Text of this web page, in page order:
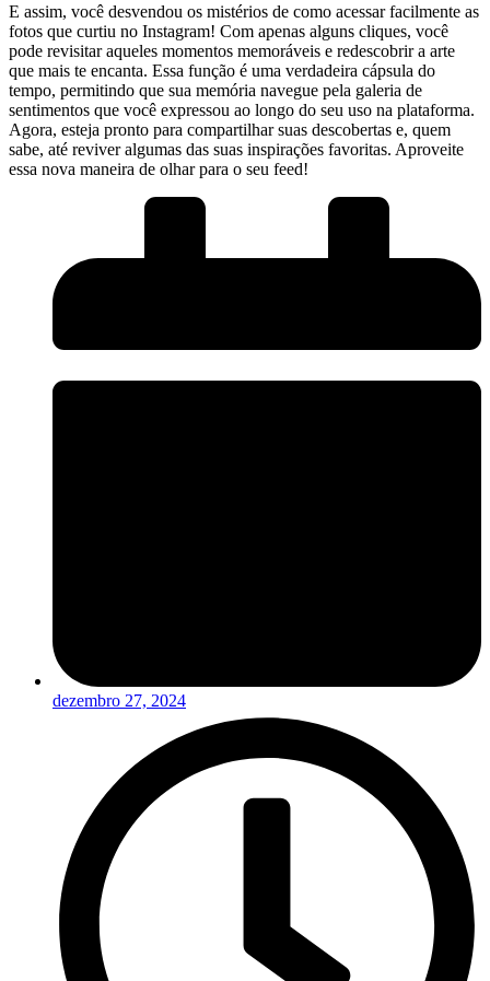
E assim, você desvendou os mistérios de como acessar facilmente as
fotos que curtiu​ no Instagram! ⁤Com apenas⁤ alguns cliques, você​
pode ‌revisitar aqueles momentos memoráveis e redescobrir a arte
que mais te encanta.⁢ Essa função é uma verdadeira cápsula do
tempo, permitindo que sua⁣ memória⁣ navegue ⁣pela galeria de
sentimentos que você expressou ao ⁤longo do ​seu ⁣uso na plataforma.
Agora, esteja pronto para‍ compartilhar suas descobertas e, quem
sabe, até reviver algumas das suas inspirações favoritas. Aproveite
essa nova maneira de olhar para⁤ o seu feed!
dezembro 27, 2024